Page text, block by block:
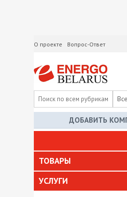
О проекте Вопрос-Ответ
ДОБАВИТЬ
ТОВАРЫ
УСЛУГИ